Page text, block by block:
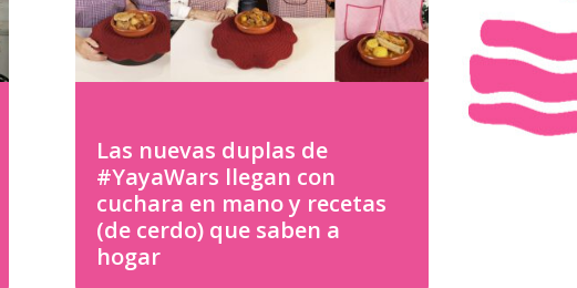
Las nuevas duplas de
#YayaWars llegan con
cuchara en mano y recetas
(de cerdo) que saben a
hogar